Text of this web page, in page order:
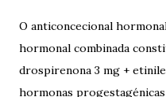
O anticoncecional
hormonal combinada
drospirenona 3 mg +
hormonas